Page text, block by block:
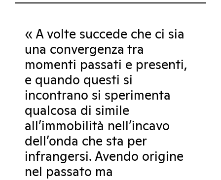
« A volte succede che ci sia
una convergenza tra
momenti passati e presenti,
e quando questi si
incontrano si sperimenta
qualcosa di simile
all’immobilità nell’incavo
dell’onda che sta per
infrangersi. Avendo origine
nel passato ma